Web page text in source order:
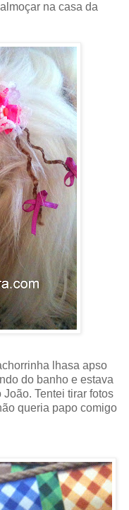
na casa da
lhasa apso
do banho e estava
Tentei tirar fotos
queria papo comigo